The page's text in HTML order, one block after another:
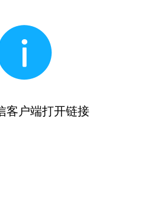
客户端打开链接